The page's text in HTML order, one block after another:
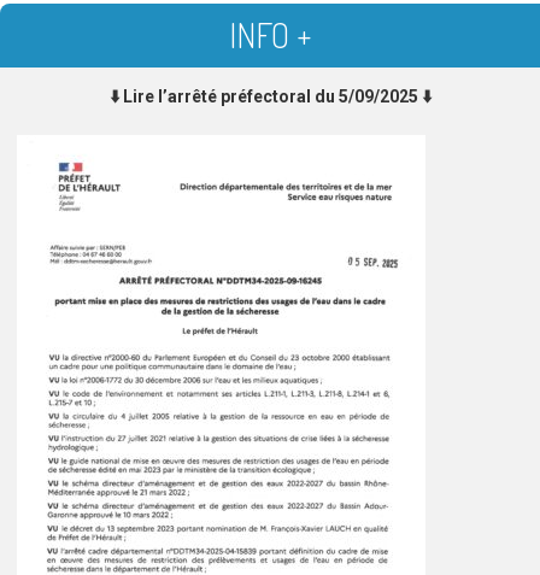
INFO +
⬇️ Lire l’arrêté préfectoral du 5/09/2025 ⬇️